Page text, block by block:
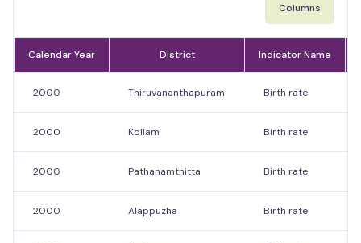
Columns
Calendar Year District Indicator Name
2000 Thiruvananthapuram Birth rate
2000 Kollam Birth rate
2000 Pathanamthitta Birth rate
2000 Alappuzha Birth rate